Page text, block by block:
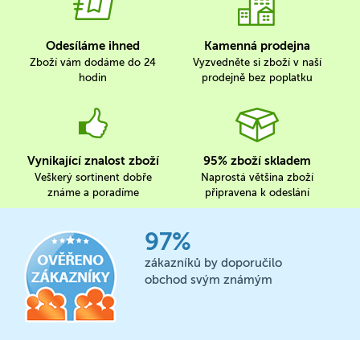
Odesíláme ihned
Zboží vám dodáme do 24
hodin
Kamenná prodejna
Vyzvedněte si zboží v naší
prodejně bez poplatku
Vynikající znalost zboží
Veškerý sortinent dobře
známe a poradíme
95% zboží skladem
Naprostá většina zboží
připravena k odeslání
97%
zákazníků by doporučilo
obchod svým známým